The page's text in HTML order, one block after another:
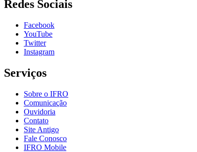
Redes Sociais
Facebook
YouTube
Twitter
Instagram
Serviços
Sobre o IFRO
Comunicação
Ouvidoria
Contato
Site Antigo
Fale Conosco
IFRO Mobile